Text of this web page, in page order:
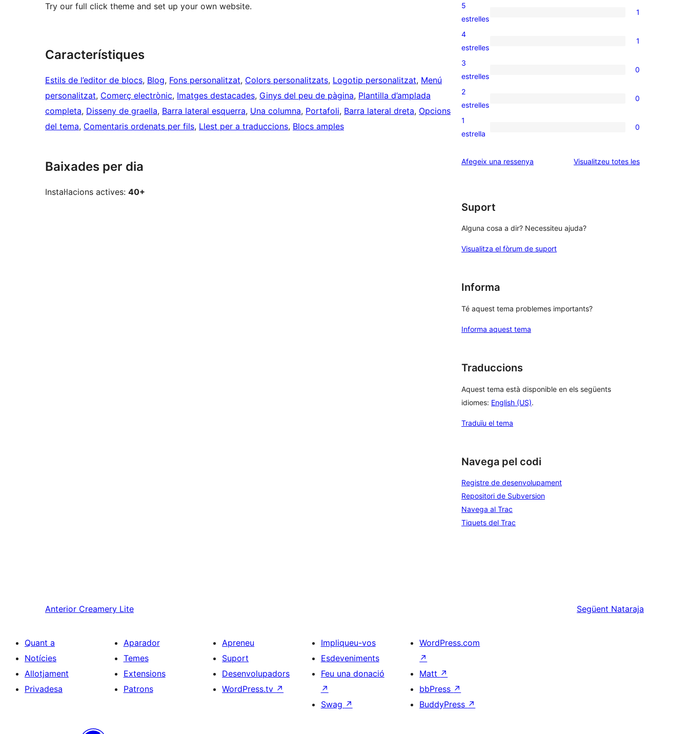
Try our full click theme and set up your own website.
Característiques
Estils de l’editor de blocs, Blog, Fons personalitzat, Colors personalitzats, Logotip personalitzat, Menú
personalitzat, Comerç electrònic, Imatges destacades, Ginys del peu de pàgina, Plantilla d’amplada
completa, Disseny de graella, Barra lateral esquerra, Una columna, Portafoli, Barra lateral dreta, Opcions
del tema, Comentaris ordenats per fils, Llest per a traduccions, Blocs amples
Baixades per dia
Instal·lacions actives: 40+
1
valoració
de
5
estrelles
1
1
valoració
de
4
estrelles
1
0
valoracions
de
3
estrelles
0
0
valoracions
de
estrelles
2
estrelles
0
0
de
1
estrella
0
Afegeix una ressenya Visualitzeu totes lesressenyes
Suport
Alguna cosa a dir? Necessiteu ajuda?
Visualitza el fòrum de suport
Informa
Té aquest tema problemes importants?
Informa aquest tema
Traduccions
Aquest tema està disponible en els següents
idiomes: English (US).
Traduïu el tema
Navega pel codi
Registre de desenvolupament
Repositori de Subversion
Navega al Trac
Tiquets del Trac
Anterior Creamery Lite Següent Nataraja
Quant a
Notícies
Allotjament
Privadesa
Aparador
Temes
Extensions
Patrons
Apreneu
Suport
Desenvolupadors
WordPress.tv ↗
Impliqueu-vos
Esdeveniments
Feu una donació
↗
Swag ↗
WordPress.com
↗
Matt ↗
bbPress ↗
BuddyPress ↗